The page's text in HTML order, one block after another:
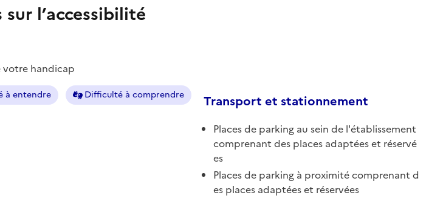
l’accessibilité
votre handicap
à entendre Difficulté à comprendre Transport et stationnement
Places de parking au sein de l'établissement
comprenant des places adaptées et réservé
es
Places de parking à proximité comprenant d
es places adaptées et réservées